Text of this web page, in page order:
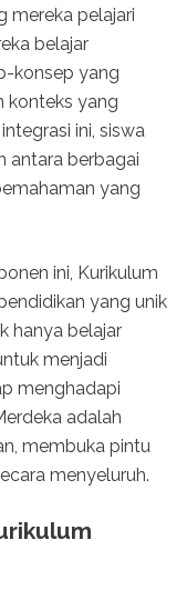
mereka pelajari
belajar
konsep yang
konteks yang
ini, siswa
antara berbagai
yang
ini, Kurikulum
yang unik
hanya belajar
menjadi
menghadapi
adalah
membuka pintu
menyeluruh.